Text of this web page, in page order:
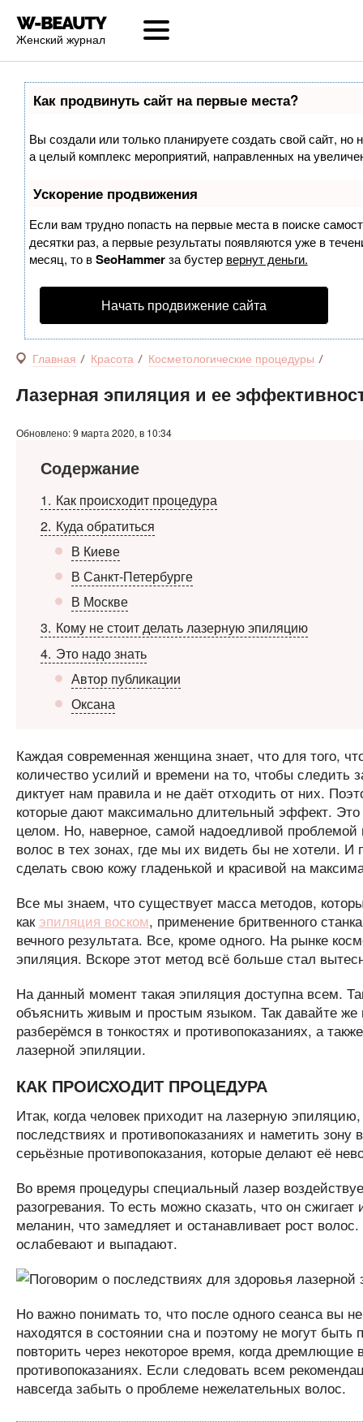
Женский журнал
Как продвинуть сайт на первые места?
Вы создали или только планируете создать свой сайт, но
а целый комплекс мероприятий, направленных на
Ускорение продвижения
Если вам трудно попасть на первые места в поиске
десятки раз, а первые результаты появляются уже в
месяц, то вSeoHammerза бустер вернут деньги.
Начать продвижение сайта
Главная Красота Косметологические процедуры
Лазерная эпиляция и ее
Обновлено: 9 марта 2020, в 10:34
Содержание
1
Как происходит процедура
2 Куда обратиться
В Киеве
В Санкт-Петербурге
В Москве
3 Кому не стоит делать лазерную эпиляцию
4 Это надо знать
Автор публикации
Оксана
Каждая современная женщина знает, что для того,
количество усилий и времени на то, чтобы
диктует нам правила и не даёт отходить от них.
которые дают максимально длительный эффект.
целом. Но, наверное, самой надоедливой проблемой
волос в тех зонах, где мы их видеть бы не хотели.
сделать свою кожу гладенькой и красивой на
Все мы знаем, что существует масса методов,
какэпиляция воском, применение бритвенного
вечного результата. Все, кроме одного. На рынке
эпиляция. Вскоре этот метод всё больше стал
На данный момент такая эпиляция доступна всем.
объяснить живым и простым языком. Так давайте
разберёмся в тонкостях и противопоказаниях, а
лазерной эпиляции.
КАК ПРОИСХОДИТ ПРОЦЕДУРА
Итак, когда человек приходит на лазерную
последствиях и противопоказаниях и наметить
серьёзные противопоказания, которые делают её
Во время процедуры специальный лазер
разогревания. То есть можно сказать, что он
меланин, что замедляет и останавливает рост
ослабевают и выпадают.
Но важно понимать то, что после одного сеанса вы
находятся в состоянии сна и поэтому не могут
повторить через некоторое время, когда
противопоказаниях. Если следовать всем
навсегда забыть о проблеме нежелательных волос.